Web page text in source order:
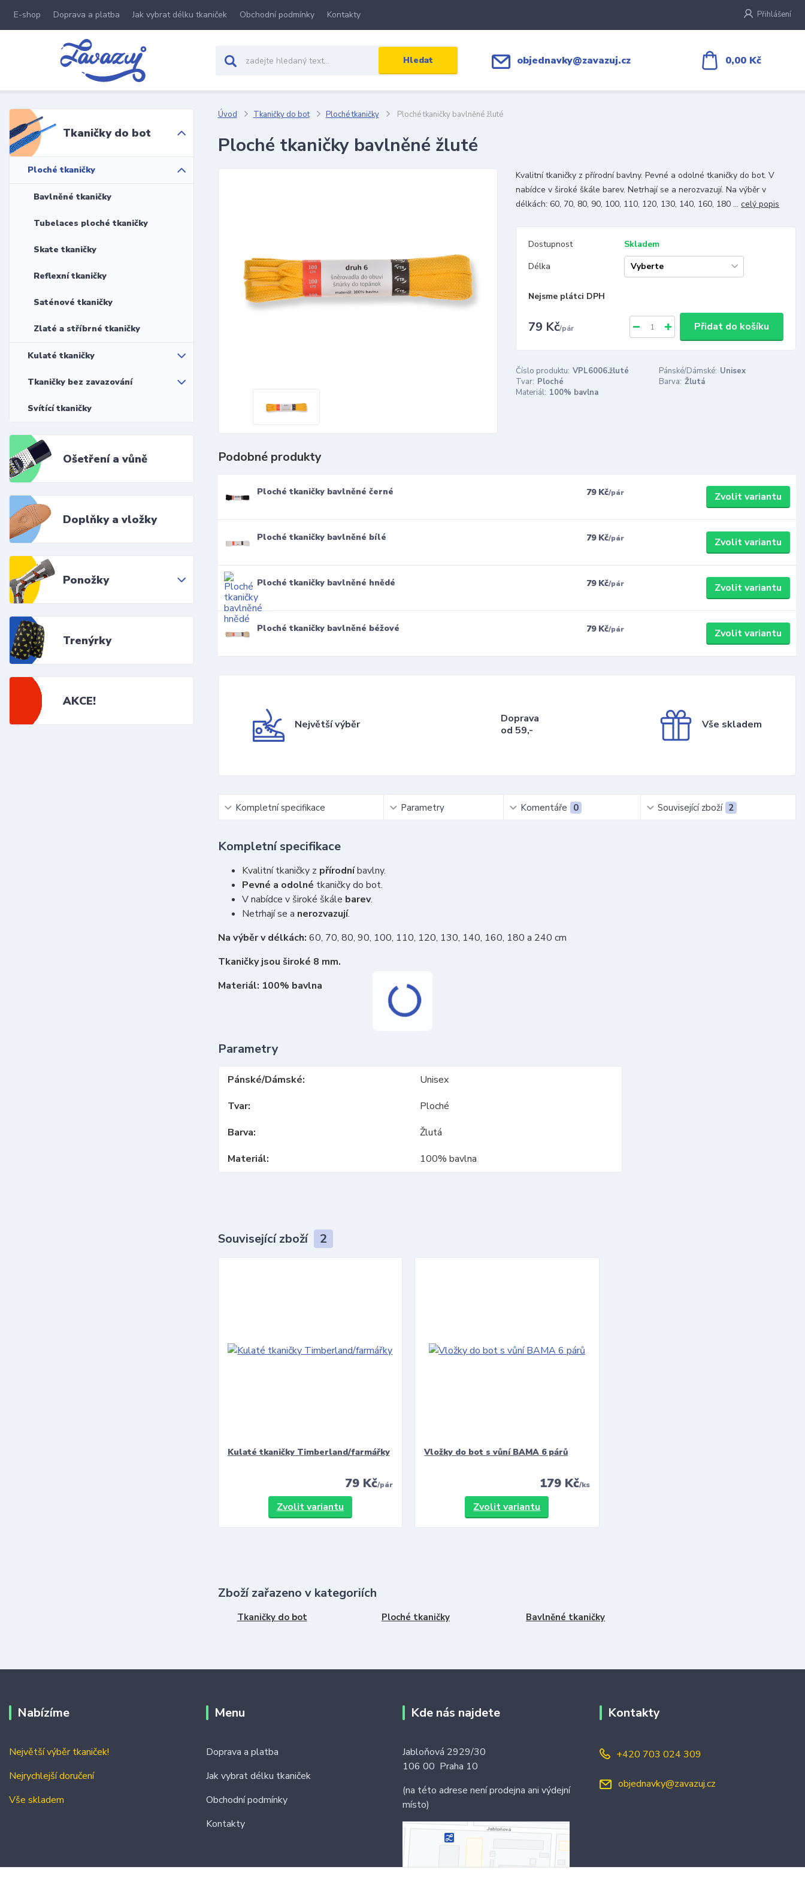
E-shop Doprava a platba Jak vybrat délku tkaniček Obchodní podmínky Kontakty Přihlášení
Hledat objednavky@zavazuj.cz 0,00 Kč
Tkaničky do bot
Ploché tkaničky
Bavlněné tkaničky
Tubelaces ploché tkaničky
Skate tkaničky
Reflexní tkaničky
Saténové tkaničky
Zlaté a stříbrné tkaničky
Kulaté tkaničky
Tkaničky bez zavazování
Svítící tkaničky
Ošetření a vůně
Doplňky a vložky
Ponožky
Trenýrky
AKCE!
Úvod Tkaničky do bot Ploché tkaničky Ploché tkaničky bavlněné žluté
Ploché tkaničky bavlněné žluté
Kvalitní tkaničky z přírodní bavlny. Pevné a odolné tkaničky do bot. V
nabídce v široké škále barev. Netrhají se a nerozvazují. Na výběr v
délkách: 60, 70, 80, 90, 100, 110, 120, 130, 140, 160, 180 ...celý popis
Dostupnost
Skladem
Délka
Nejsme plátci DPH
79 Kč/pár Přidat do košíku
Číslo produktu: VPL6006.žluté Pánské/Dámské: Unisex
Tvar: Ploché Barva: Žlutá
Materiál: 100% bavlna
Podobné produkty
Ploché tkaničky bavlněné černé 79 Kč/pár Zvolit variantu
Ploché tkaničky bavlněné bílé 79 Kč/pár Zvolit variantu
Ploché tkaničky bavlněné hnědé 79 Kč/pár Zvolit variantu
Ploché tkaničky bavlněné béžové 79 Kč/pár Zvolit variantu
Největší výběr
Doprava
od 59,-
Vše skladem
Kompletní specifikace Parametry Komentáře 0 Související zboží 2
Kompletní specifikace
Kvalitní tkaničky z přírodníbavlny.
Pevné a odolné tkaničky do bot.
V nabídce v široké škále barev.
Netrhají se a nerozvazují.
Na výběr v délkách: 60, 70, 80, 90, 100, 110, 120, 130, 140, 160, 180 a 240 cm
Tkaničky jsou široké 8 mm.
Materiál: 100% bavlna
Parametry
Pánské/Dámské
Unisex
Tvar
Ploché
Barva
Žlutá
Materiál
100% bavlna
Související zboží 2
Kulaté tkaničky Timberland/farmářky
79 Kč/pár
Zvolit variantu
Vložky do bot s vůní BAMA 6 párů
179 Kč/ks
Zvolit variantu
Zboží zařazeno v kategoriích
Tkaničky do bot Ploché tkaničky Bavlněné tkaničky
Nabízíme
Největší výběr tkaniček!
Nejrychlejší doručení
Vše skladem
Menu
Doprava a platba
Jak vybrat délku tkaniček
Obchodní podmínky
Kontakty
Kde nás najdete
Jabloňová 2929/30
106 00 Praha 10
(na této adrese není prodejna ani výdejní
místo)
Kontakty
+420 703 024 309
objednavky@zavazuj.cz